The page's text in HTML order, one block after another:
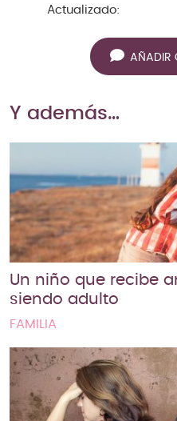
Actualizado:
AÑADIR
Y además…
Un niño que recibe
siendo adulto
FAMILIA